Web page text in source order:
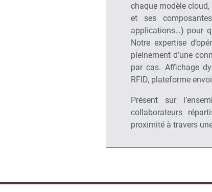
chaque modèle
et ses
applications…) pour
Notre expertise
pleinement d’une
par cas. Affichage
RFID, plateforme
Présent sur
collaborateurs
proximité à travers